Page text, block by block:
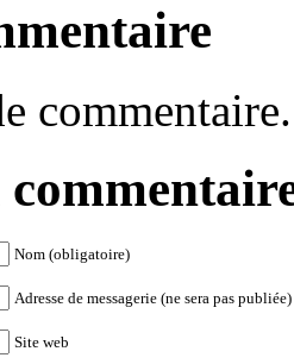
commentaire.
Nom (obligatoire)
Adresse de messagerie (ne sera pas
Site web